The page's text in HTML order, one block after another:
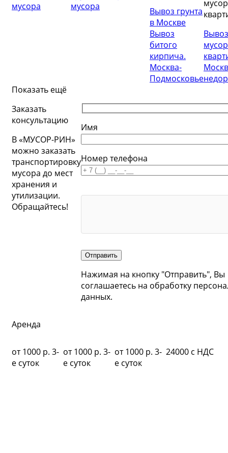
мусора
мусора
Вывоз грунта
в Москве
Вывоз
битого
кирпича.
Москва-
Подмосковье
Вывоз
Показать ещё
Заказать
консультацию
В «МУСОР-РИН»
можно заказать
транспортировку
мусора до мест
хранения и
утилизации.
Обращайтесь!
Имя
Номер телефона
Отправить
Нажимая на кнопку "Отправить", Вы
соглашаетесь на обработку
данных.
Аренда
от 1000 р. 3-
е суток
от 1000 р. 3-
е суток
от 1000 р. 3-
е суток
24000 с НДС